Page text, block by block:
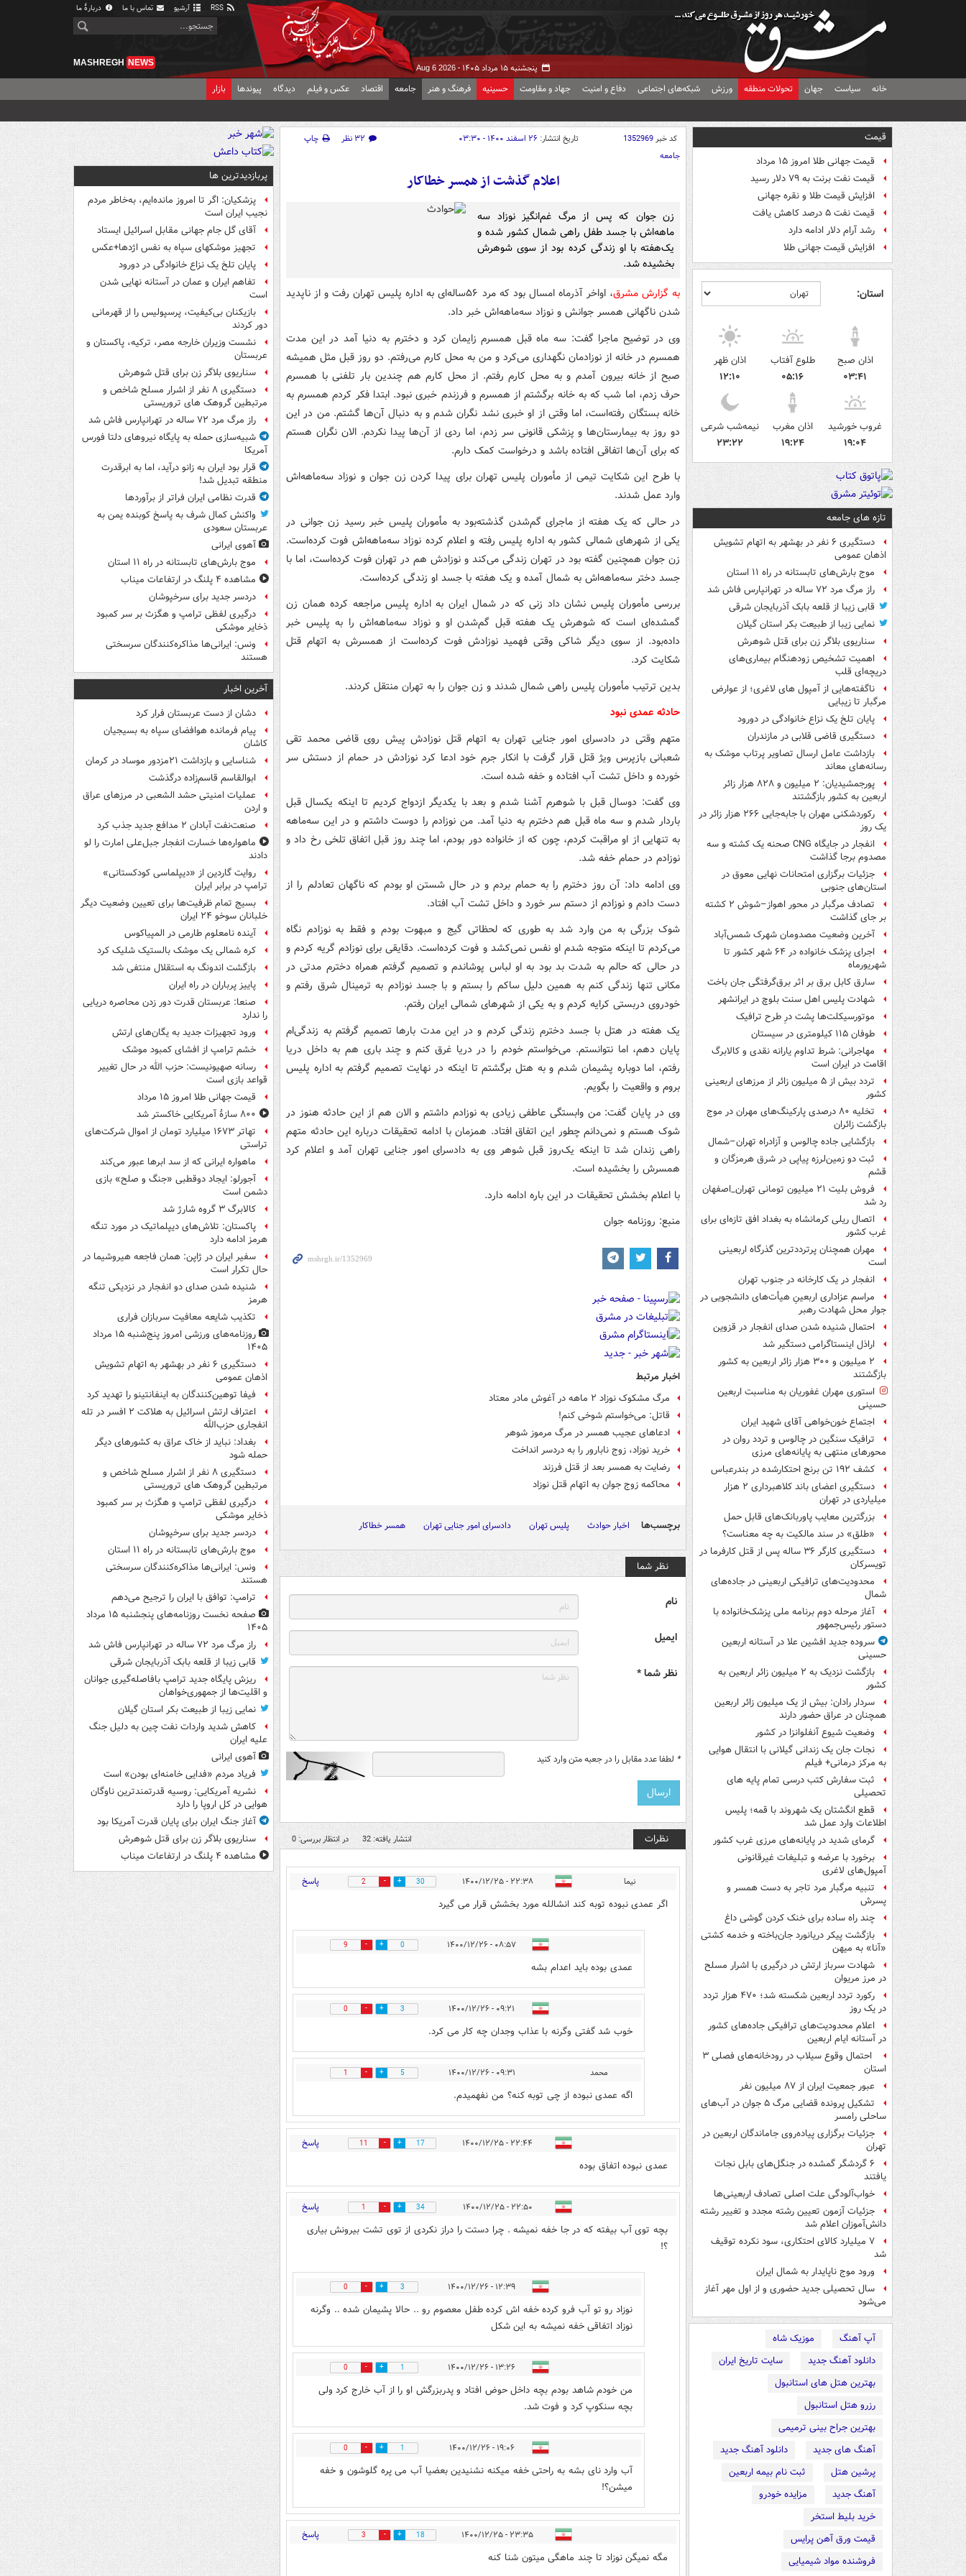
آرشیو تماس با ما دربارهٔ ما
پنجشنبه ۱۵ مرداد ۱۴۰۵ - Aug 6 2026
MASHREGH NEWS
خانه سیاست جهان تحولات منطقه ورزش شبکه‌های اجتماعی دفاع و امنیت جهاد و مقاومت حسینیه فرهنگ و هنر جامعه اقتصاد عکس و فیلم دیدگاه پیوندها بازار
قیمت
قیمت جهانی طلا امروز ۱۵ مرداد
قیمت نفت برنت به ۷۹ دلار رسید
افزایش قیمت طلا و نقره جهانی
قیمت نفت ۵ درصد کاهش یافت
رشد آرام دلار ادامه دارد
افزایش قیمت جهانی طلا
استان:
اذان صبح
۰۳:۴۱
طلوع آفتاب
۰۵:۱۶
اذان ظهر
۱۲:۱۰
غروب خورشید
۱۹:۰۴
اذان مغرب
۱۹:۲۴
نیمه‌شب شرعی
۲۳:۲۲
تازه های جامعه
دستگیری ۶ نفر در بهشهر به اتهام تشویش
اذهان عمومی
موج بارش‌های تابستانه در راه ۱۱ استان
راز مرگ مرد ۷۲ ساله در تهرانپارس فاش شد
قابی زیبا از قلعه بابک آذربایجان شرقی
نمایی زیبا از طبیعت بکر استان گیلان
سناریوی بلاگر زن برای قتل شوهرش
اهمیت تشخیص زودهنگام بیماری‌های
دریچه‌ای قلب
ناگفته‌هایی از آمپول های لاغری؛ از عوارض
مرگبار تا زیبایی
پایان تلخ یک نزاع خانوادگی در دورود
دستگیری قاضی قلابی در مازندران
بازداشت عامل ارسال تصاویر پرتاب موشک به
رسانه‌های معاند
پورجمشیدیان: ۲ میلیون و ۸۲۸ هزار زائر
اربعین به کشور بازگشتند
رکوردشکنی مهران با جابه‌جایی ۲۶۶ هزار زائر در
یک روز
انفجار در جایگاه CNG صحنه یک کشته و سه
مصدوم برجا گذاشت
جزئیات برگزاری امتحانات نهایی معوق در
استان‌های جنوبی
تصادف مرگبار در محور اهواز–شوش ۲ کشته
بر جای گذاشت
آخرین وضعیت مصدومان شهرک شمس‌آباد
اجرای پزشک خانواده در ۶۴ شهر کشور تا
شهریورماه
سارق کابل برق بر اثر برق‌گرفتگی جان باخت
شهادت پلیس اهل سنت بلوچ در ایرانشهر
موتورسیکلت‌ها پشت درِ طرح ترافیک
طوفان ۱۱۵ کیلومتری در سیستان
مهاجرانی: شرط تداوم یارانه نقدی و کالابرگ
اقامت در ایران است
تردد بیش از ۵ میلیون زائر از مرزهای اربعینی
کشور
تخلیه ۸۰ درصدی پارکینگ‌های مهران در موج
بازگشت زائران
بازگشایی جاده چالوس و آزادراه تهران–شمال
ثبت دو زمین‌لرزه پیاپی در شرق هرمزگان و
قشم
فروش بلیت ۲۱ میلیون تومانی تهران_اصفهان
رد شد
اتصال ریلی کرمانشاه به بغداد افق تازه‌ای برای
غرب کشور
مهران همچنان پرترددترین گذرگاه اربعینی
است
انفجار در یک کارخانه در جنوب تهران
مراسم عزاداری اربعینِ هیأت‌های دانشجویی در
جوار محل شهادت رهبر
احتمال شنیده شدن صدای انفجار در قزوین
اراذل اینستاگرامی دستگیر شد
۲ میلیون و ۳۰۰ هزار زائر اربعین به کشور
بازگشتند
استوری مهران غفوریان به مناسبت اربعین
حسینی
اجتماع خون‌خواهی آقای شهید ایران
ترافیک سنگین در چالوس و تردد روان در
محورهای منتهی به پایانه‌های مرزی
کشف ۱۹۲ تن برنج احتکارشده در بندرعباس
دستگیری اعضای باند کلاهبرداری ۲ هزار
میلیاردی در تهران
بزرگترین معایب پاوربانک‌های قابل حمل
«طلق» در سند مالکیت به چه معناست؟
دستگیری کارگر ۳۶ ساله پس از قتل کارفرما در
تویسرکان
محدودیت‌های ترافیکی اربعینی در جاده‌های
شمال‌
آغاز مرحله دوم برنامه ملی پزشک‌خانواده با
دستور رئیس‌جمهور
سروده جدید افشین علا در آستانه اربعین
حسینی
بازگشت نزدیک به ۲ میلیون زائر اربعین به
کشور
سردار رادان: بیش از یک میلیون زائر اربعین
همچنان در عراق حضور دارند
وضعیت شیوع آنفلوانزا در کشور
نجات جان یک زندانی گیلانی با انتقال هوایی
به مرکز درمانی+ فیلم
ثبت سفارش کتب درسی تمام پایه های
تحصیلی
قطع انگشتان یک شهروند با قمه؛ پلیس
اطلاعات وارد عمل شد
گرمای شدید در پایانه‌های مرزی غرب کشور
برخورد با عرضه و تبلیغات غیرقانونی
آمپول‌های لاغری
تنبیه مرگبار مرد تاجر به دست همسر و
پسرش
چند راه‌ ساده برای خنک کردن گوشی داغ
بازگشت پیکر دریانورد جان‌باخته و خدمه کشتی
«آنا» به میهن
شهادت سرباز ارتش در درگیری با اشرار مسلح
در مرز مریوان
رکورد تردد اربعین شکسته شد؛ ۴۷۰ هزار تردد
در یک روز
اعلام محدودیت‌های ترافیکی جاده‌های کشور
در آستانه ایام اربعین
احتمال وقوع سیلاب در رودخانه‌های فصلی ۳
استان
عبور جمعیت ایران از ۸۷ میلیون نفر
تشکیل پرونده قضایی مرگ ۵ جوان در آب‌های
ساحلی رامسر
جزئیات برگزاری پیاده‌روی جاماندگان اربعین در
تهران
۶ گردشگر گمشده در جنگل‌های بابل نجات
یافتند
خواب‌آلودگی علت اصلی تصادف اربعینی‌ها
جزئیات آزمون تعیین رشته مجدد و تغییر رشته
دانش‌آموزان اعلام شد
۷ میلیارد کالای احتکاری، سود نکرده توقیف
شد
ورود موج ناپایدار به شمال ایران
سال تحصیلی جدید حضوری و از اول مهر آغاز
می‌شود
آپ آهنگ
موزیک شاه
دانلود آهنگ جدید
سایت تاریخ ایران
بهترین هتل های استانبول
رزرو هتل استانبول
بهترین جراح بینی ترمیمی
آهنگ های جدید
دانلود آهنگ جدید
پرشین هتل
ثبت نام بیمه اربعین
آهنگ جدید
مزایده خودرو
خرید بلیط استخر
قیمت ورق آهن پرایس
فروشنده مواد شیمیایی
کد خبر1352969 تاریخ انتشار: ۲۶ اسفند ۱۴۰۰ - ۰۳:۳۰ ۳۲ نظر
چاپ
جامعه
اعلام گذشت از همسر خطاکار
زن جوان که پس از مرگ غم‌انگیز نوزاد سه
ماهه‌اش با جسد طفل راهی شمال کشور شده و
یک‌هفته با او زندگی کرده بود از سوی شوهرش
بخشیده شد.
به گزارش مشرق
، اواخر آذرماه امسال بود که مرد ۵۶‌ساله‌ای به اداره پلیس تهران رفت و از ناپدید
شدن ناگهانی همسر جوانش و نوزاد سه‌ماهه‌اش خبر داد.
وی در توضیح ماجرا گفت: سه ماه قبل همسرم زایمان کرد و دخترم به دنیا آمد در این مدت
همسرم در خانه از نوزادمان نگهداری می‌کرد و من به محل کارم می‌رفتم. دو روز قبل مثل همیشه
صبح از خانه بیرون آمدم و به محل کارم رفتم. از محل کارم هم چندین بار تلفنی با همسرم
حرف زدم، اما شب که به خانه برگشتم از همسرم و فرزندم خبری نبود. ابتدا فکر کردم همسرم به
خانه بستگان رفته‌است، اما وقتی از او خبری نشد نگران شدم و به دنبال آن‌ها گشتم. من در این
دو روز به بیمارستان‌ها و پزشکی قانونی سر زدم، اما ردی از آن‌ها پیدا نکردم. الان نگران هستم
که برای آن‌ها اتفاقی افتاده باشد و درخواست کمک دارم.
با طرح این شکایت تیمی از مأموران پلیس تهران برای پیدا کردن زن جوان و نوزاد سه‌ماهه‌اش
وارد عمل شدند.
در حالی که یک هفته از ماجرای گم‌شدن گذشته‌بود به مأموران پلیس خبر رسید زن جوانی در
یکی از شهرهای شمالی کشور به اداره پلیس رفته و اعلام کرده نوزاد سه‌ماهه‌اش فوت کرده‌است.
زن جوان همچنین گفته بود در تهران زندگی می‌کند و نوزادش هم در تهران فوت کرده‌است، اما با
جسد دختر سه‌ماهه‌اش به شمال آمده و یک هفته با جسد او زندگی کرده‌است.
بررسی مأموران پلیس نشان داد زنی که در شمال ایران به اداره پلیس مراجعه کرده همان زن
گمشده‌ای است که شوهرش یک هفته قبل گم‌شدن او و نوزاد سه‌ماهه‌اش را به پلیس خبر
داده‌بود. از سوی دیگر شاکی وقتی فهمید نوزادش فوت کرده‌است از همسرش به اتهام قتل
شکایت کرد.
بدین ترتیب مأموران پلیس راهی شمال شدند و زن جوان را به تهران منتقل کردند.
حادثه عمدی نبود
متهم وقتی در دادسرای امور جنایی تهران به اتهام قتل نوزادش پیش روی قاضی محمد تقی
شعبانی بازپرس ویژ قتل قرار گرفت با انکار جرم خود ادعا کرد نوزادش در حمام از دستش سر
خورده و داخل تشت آب افتاده و خفه شده است.
وی گفت: دوسال قبل با شوهرم آشنا شدم و بعد با یکدیگر ازدواج کردیم تا اینکه یکسال قبل
باردار شدم و سه ماه قبل هم دخترم به دنیا آمد. من نوزادم را دوست داشتم و در این سه‌ماهه
به تنهایی از او مراقبت کردم، چون که از خانواده دور بودم، اما چند روز قبل اتفاق تلخی رخ داد و
نوزادم در حمام خفه شد.
وی ادامه داد: آن روز دخترم را به حمام بردم و در حال شستن او بودم که ناگهان تعادلم را از
دست دادم و نوزادم از دستم سر خورد و داخل تشت آب افتاد.
شوک بزرگی به من وارد شد به طوری که لحظاتی گیج و مبهوت بودم و فقط به نوزادم نگاه
می‌کردم تا اینکه متوجه شدم او نفس نمی‌کشد و فوت کرده‌است. دقایقی برای نوزادم گریه کردم و
در حالی که حالم به شدت بد بود به او لباس پوشاندم و تصمیم گرفتم همراه دخترم مدتی در
مکانی تنها زندگی کنم به همین دلیل ساکم را بستم و با جسد نوزادم به ترمینال شرق رفتم و
خودروی دربستی کرایه کردم و به یکی از شهرهای شمالی ایران رفتم.
یک هفته در هتل با جسد دخترم زندگی کردم و در این مدت بارها تصمیم گرفتم به زندگی‌ام
پایان دهم، اما نتوانستم. می‌خواستم خودم را در دریا غرق کنم و چند باری هم به داخل دریا
رفتم، اما دوباره پشیمان شدم و به هتل برگشتم تا اینکه در نهایت تصمیم گرفتم به اداره پلیس
بروم و واقعیت را بگویم.
وی در پایان گفت: من وابستگی عاطفی زیادی به نوزادم داشتم و الان هم از این حادثه هنوز در
شوک هستم و نمی‌دانم چطور این اتفاق افتاد. همزمان با ادامه تحقیقات درباره این حادثه متهم
راهی زندان شد تا اینکه یک‌روز قبل شوهر وی به دادسرای امور جنایی تهران آمد و اعلام کرد
همسرش را بخشیده است.
با اعلام بخشش تحقیقات در این باره ادامه دارد.
منبع: روزنامه جوان
اخبار مرتبط
مرگ مشکوک نوزاد ۲ ماهه در آغوش مادر معتاد
قاتل: می‌خواستم شوخی کنم!
ادعاهای عجیب همسر در مرگ مرموز شوهر
خرید نوزاد، زوج نابارور را به دردسر انداخت
رضایت به همسر بعد از قتل فرزند
محاکمه زوج جوان به اتهام قتل نوزاد
برچسب‌ها اخبار حوادث پلیس تهران دادسرای امور جنایی تهران همسر خطاکار
نظر شما
نام
ایمیل
نظر شما *
* لطفا عدد مقابل را در جعبه متن وارد کنید
نظرات انتشار یافته: 32 در انتظار بررسی: 0
نیما ۲۲:۳۸ - ۱۴۰۰/۱۲/۲۵ 30
2 پاسخ
اگر عمدی نبوده توبه کند انشالله مورد بخشش قرار می گیرد
۰۸:۵۷ - ۱۴۰۰/۱۲/۲۶ 0
9
عمدی بوده باید اعدام بشه
۰۹:۲۱ - ۱۴۰۰/۱۲/۲۶ 3
0
خوب شد گفتی وگرنه با عذاب وجدان چه کار می کرد.
محمد ۰۹:۳۱ - ۱۴۰۰/۱۲/۲۶ 5
1
اگه عمدی نبوده از چی توبه کنه؟ من نفهمیدم.
۲۲:۴۴ - ۱۴۰۰/۱۲/۲۵ 17
11 پاسخ
عمدی نبوده اتفاق بوده
۲۲:۵۰ - ۱۴۰۰/۱۲/۲۵ 34
1 پاسخ
بچه توی آب بیفته که در جا خفه نمیشه . چرا دستت را دراز نکردی از توی تشت بیرونش بیاری
؟!
۱۲:۳۹ - ۱۴۰۰/۱۲/۲۶ 3
0
نوزاد رو تو آب فرو کرده خفه اش کرده طفل معصوم رو .. حالا پشیمان شده .. وگرنه
نوزاد اتفاقی خفه نمیشه به این شکل
۱۳:۲۶ - ۱۴۰۰/۱۲/۲۶ 1
0
من خودم شاهد بودم بچه داخل حوض افتاد و پدربزرگش او را از آب خارج کرد ولی
بچه سنکوپ کرد و فوت شد.
۱۹:۰۶ - ۱۴۰۰/۱۲/۲۶ 1
0
آب وارد نای بشه به راحتی خفه میکنه نشنیدین بعضیا آب می پره گلوشون و خفه
میشن؟!
۲۳:۳۵ - ۱۴۰۰/۱۲/۲۵ 18
3 پاسخ
مگه نمیگن نوزاد تا چند ماهگی میتون شنا کنه
پربازدیدترین ها
پزشکیان: اگر تا امروز مانده‌ایم، به‌خاطر مردم
نجیب ایران است
آقای گل جام جهانی مقابل اسرائیل ایستاد
تجهیز موشکهای سپاه به نفس اژدها+عکس
پایان تلخ یک نزاع خانوادگی در دورود
تفاهم ایران و عمان در آستانه نهایی شدن
است
بازیکنان بی‌کیفیت، پرسپولیس را از قهرمانی
دور کردند
نشست وزیران خارجه مصر، ترکیه، پاکستان و
عربستان
سناریوی بلاگر زن برای قتل شوهرش
دستگیری ۸ نفر از اشرار مسلح شاخص و
مرتبطین گروهک های تروریستی
راز مرگ مرد ۷۲ ساله در تهرانپارس فاش شد
شبیه‌سازی حمله به پایگاه نیروهای دلتا فورس
آمریکا
قرار بود ایران به زانو درآید، اما به ابرقدرت
منطقه تبدیل شد!
قدرت نظامی ایران فراتر از برآوردها
واکنش کمال شرف به پاسخ کوبنده یمن به
عربستان سعودی
آهوی ایرانی
موج بارش‌های تابستانه در راه ۱۱ استان
مشاهده ۴ پلنگ در ارتفاعات میناب
دردسر جدید برای سرخپوشان
درگیری لفظی ترامپ و هگزث بر سر کمبود
ذخایر موشکی
ونس: ایرانی‌ها مذاکره‌کنندگان سرسختی
هستند
آخرین اخبار
دشان از دست عربستان فرار کرد
پیام فرمانده هوافضای سپاه به بسیجیان
کاشان
شناسایی و بازداشت ۲۱مزدور موساد در کرمان
ابوالقاسم قاسم‌زاده درگذشت
عملیات امنیتی حشد الشعبی در مرزهای عراق
و اردن
صنعت‌نفت آبادان ۲ مدافع جدید جذب کرد
ماهواره‌ها خسارت انفجار جبل‌علی امارت را لو
دادند
روایت گاردین از «دیپلماسی کودکستانی»
ترامپ در برابر ایران
بسیج تمام ظرفیت‌ها برای تعیین وضعیت دیگر
خلبانان سوخو ۲۴ ایران
آینده نامعلوم طارمی در المپیاکوس
کره شمالی یک موشک بالستیک شلیک کرد
بازگشت اندونگ به استقلال منتفی شد
پاییز پرباران در راه ایران
صنعا: عربستان قدرت دور زدن محاصره دریایی
را ندارد
ورود تجهیزات جدید به یگان‌های ارتش
خشم ترامپ از افشای کمبود موشک
رسانه صهیونیست: حزب الله در حال تغییر
قواعد بازی است
قیمت جهانی طلا امروز ۱۵ مرداد
۸۰۰ سازۀ آمریکایی خاکستر شد
تهاتر ۱۶۷۳ میلیارد تومان از اموال شرکت‌های
تراستی
ماهواره ایرانی که از سد ابرها عبور می‌کند
آجورلو: ایجاد دوقطبی «جنگ و صلح‌» بازی
دشمن است
کالابرگ ۳ گروه شارژ شد
پاکستان: تلاش‌های دیپلماتیک در مورد تنگه
هرمز ادامه دارد
سفیر ایران در ژاپن: همان فاجعه هیروشیما در
حال تکرار است
شنیده شدن صدای دو انفجار در نزدیکی تنگه
هرمز
تکذیب شایعه معافیت سربازان فراری
روزنامه‌های ورزشی امروز پنج‌شنبه ۱۵ مرداد
۱۴۰۵
دستگیری ۶ نفر در بهشهر به اتهام تشویش
اذهان عمومی
فیفا توهین‌کنندگان به اینفانتینو را تهدید کرد
اعتراف ارتش اسرائیل به هلاکت ۲ افسر در تله
انفجاری حزب‌الله
بغداد: نباید از خاک عراق به کشورهای دیگر
حمله شود
دستگیری ۸ نفر از اشرار مسلح شاخص و
مرتبطین گروهک های تروریستی
درگیری لفظی ترامپ و هگزث بر سر کمبود
ذخایر موشکی
دردسر جدید برای سرخپوشان
موج بارش‌های تابستانه در راه ۱۱ استان
ونس: ایرانی‌ها مذاکره‌کنندگان سرسختی
هستند
ترامپ: توافق با ایران را ترجیح می‌دهم
صفحه نخست روزنامه‌های پنجشنبه ۱۵ مرداد
۱۴۰۵
راز مرگ مرد ۷۲ ساله در تهرانپارس فاش شد
قابی زیبا از قلعه بابک آذربایجان شرقی
ریزش پایگاه جدید ترامپ بافاصله‌گیری جوانان
و اقلیت‌ها از جمهوری‌خواهان
نمایی زیبا از طبیعت بکر استان گیلان
کاهش شدید واردات نفت چین به دلیل جنگ
علیه ایران
آهوی ایرانی
فریاد مردم «فدایی خامنه‌ای بودن» است
نشریه آمریکایی: روسیه قدرتمندترین ناوگان
هوایی در کل اروپا را دارد
آغاز جنگ ایران برای پایان قدرت آمریکا بود
سناریوی بلاگر زن برای قتل شوهرش
مشاهده ۴ پلنگ در ارتفاعات میناب